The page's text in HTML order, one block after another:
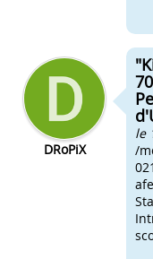
DRoPiX
le
/